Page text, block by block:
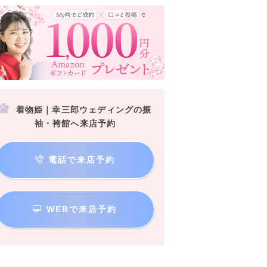
着物姫｜幸三郎ウェディングの振
袖・袴館へ来店予約
電話で来店予約
WEBで来店予約